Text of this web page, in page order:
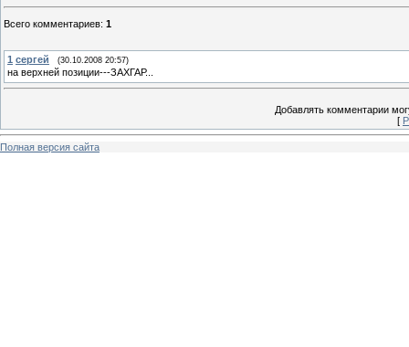
Всего комментариев: 1
1 сергей (30.10.2008 20:57)
на верхней позиции---ЗАХГАР...
Добавлять комментарии
[
Полная версия сайта